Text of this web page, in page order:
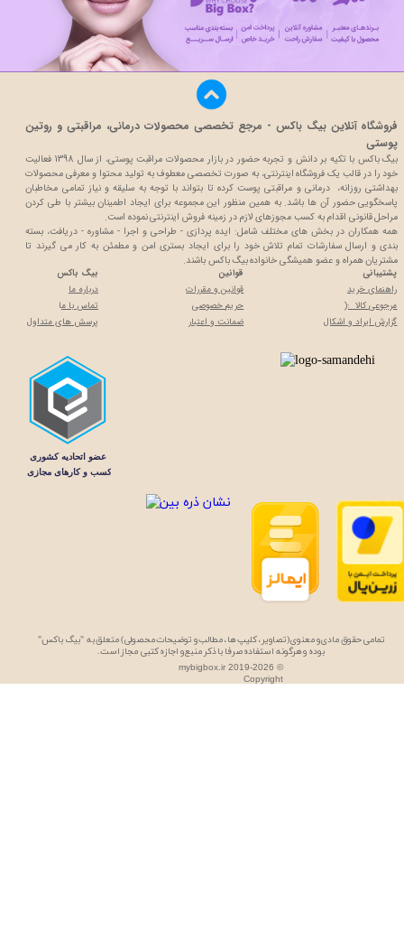
پشتیبانی
راهنمای خرید
مرجوعی کالا :(
گزارش ایراد و اشکال
قوانین
قوانین و مقررات
حریم خصوصی
ضمانت و اعتبار
تمامی حقوق مادی و معنوی (تصاویر، کلیپ ها، مطالب و توضیحات محصولی) متعلق به "بیگ باکس"
بوده و هرگونه استفاده صرفا با ذکر منبع و اجازه کتبی مجاز است.
بیگ باکس
درباره ما
تماس با ما
پرسش های متداول
فروشگاه آنلاین بیگ باکس - مرجع تخصصی محصولات درمانی، مراقبتی و روتین
پوستی
بیگ باکس با تکیه بر دانش و تجربه حضور در بازار محصولات مراقبت پوستی، از سال 1398 فعالیت
خود را در قالب یک فروشگاه اینترنتی، به صورت تخصصی معطوف به تولید محتوا و معرفی محصولات
بهداشتی روزانه، درمانی و مراقبتی پوست کرده تا بتواند با توجه به سلیقه و نیاز تمامی مخاطبان
پاسخگویی حضور آن ها باشد. به همین منظور این مجموعه برای ایجاد اطمینان بیشتر با طی کردن
مراحل قانونی اقدام به کسب مجوزهای لازم در زمینه فروش اینترنتی نموده است.
همه همکاران در بخش های مختلف شامل: ایده پردازی - طراحی و اجرا - مشاوره - دریافت، بسته
بندی و ارسال سفارشات تمام تلاش خود را برای ایجاد بستری امن و مطمئن به کار می گیرند تا
مشتریان همراه و عضو همیشگی خانواده بیگ باکس باشند.
mybigbox.ir 2019-2026 ©
Copyright